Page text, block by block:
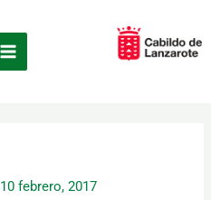
10 febrero, 2017